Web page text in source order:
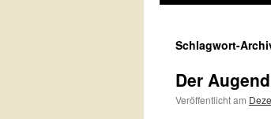
Schlagwort-
Der
Veröffentlicht am